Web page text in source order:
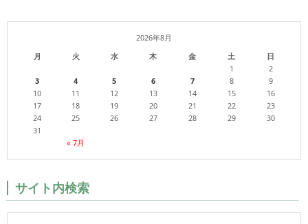
2026年8月
月
火 水 木 金 土 日
« 7月
1
2
3
4 5 6 7 8
9
10
11 12 13 14 15
16
17
18 19 20 21 22
23
24
25 26 27 28 29
30
31
サイト内検索